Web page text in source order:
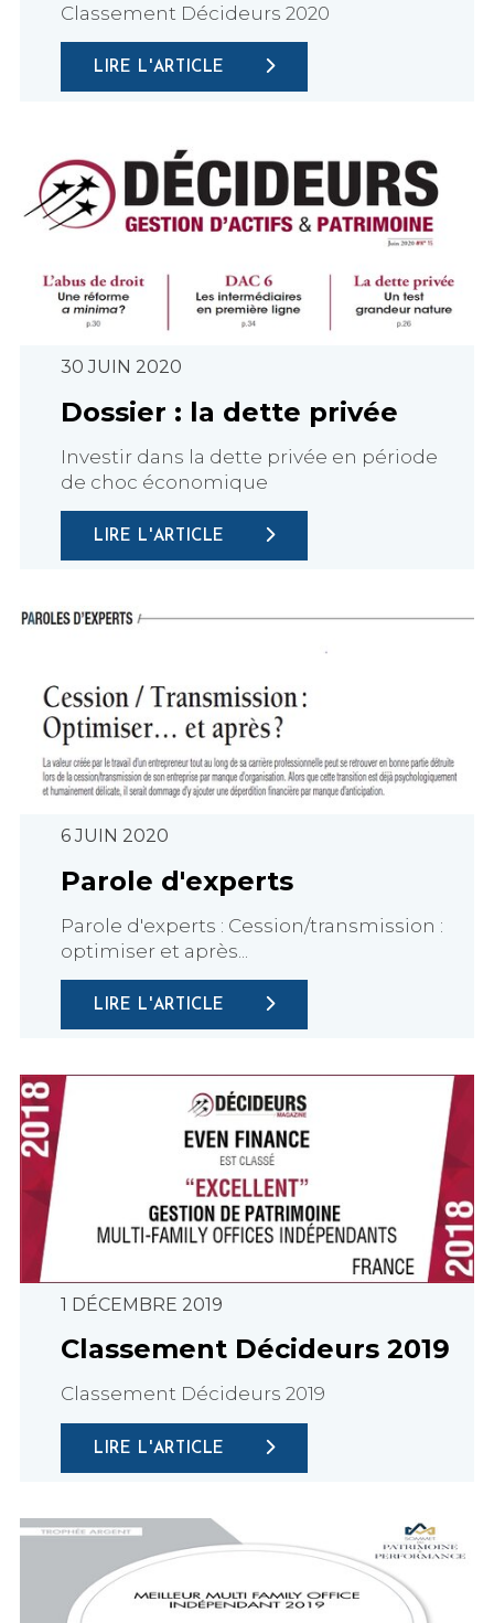
Classement Décideurs 2020
LIRE L'ARTICLE
30 JUIN 2020
Dossier : la dette privée
Investir dans la dette privée en période
de choc économique
LIRE L'ARTICLE
6 JUIN 2020
Parole d'experts
Parole d'experts : Cession/transmission :
optimiser et après...
LIRE L'ARTICLE
1 DÉCEMBRE 2019
Classement Décideurs 2019
Classement Décideurs 2019
LIRE L'ARTICLE